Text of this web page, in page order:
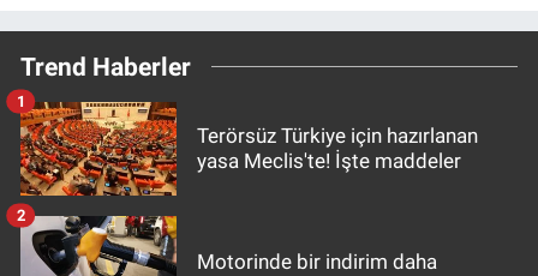
Trend Haberler
Terörsüz Türkiye için hazırlanan
yasa Meclis'te! İşte maddeler
1
Motorinde bir indirim daha
2